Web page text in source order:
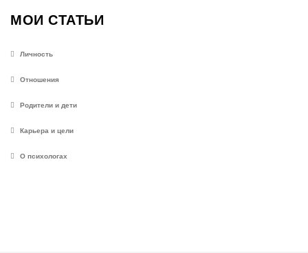
МОИ СТАТЬИ
Личность
Отношения
Родители и дети
Карьера и цели
О психологах